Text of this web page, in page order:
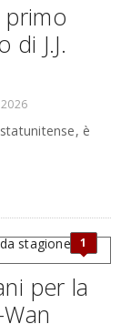
primo
J.J.
è
1
per la